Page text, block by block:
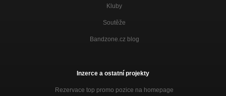
Kluby
Soutěže
Bandzone.cz blog
Inzerce a ostatní projekty
Rezervace top promo pozice na homepage